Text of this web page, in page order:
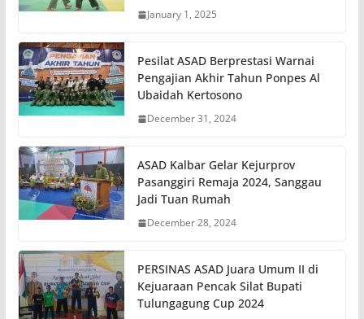
January 1, 2025
Pesilat ASAD Berprestasi Warnai
Pengajian Akhir Tahun Ponpes Al
Ubaidah Kertosono
December 31, 2024
ASAD Kalbar Gelar Kejurprov
Pasanggiri Remaja 2024, Sanggau
Jadi Tuan Rumah
December 28, 2024
PERSINAS ASAD Juara Umum II di
Kejuaraan Pencak Silat Bupati
Tulungagung Cup 2024